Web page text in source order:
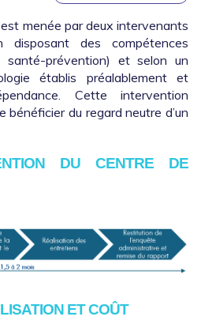
menée par deux intervenants
des compétences
santé-prévention) et selon un
établis préalablement et
Cette intervention
du regard neutre d’un
DU CENTRE DE
ET COÛT